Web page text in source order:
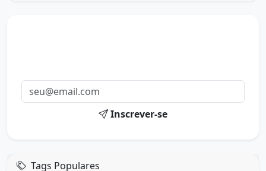
Inscrever-se
Tags Populares